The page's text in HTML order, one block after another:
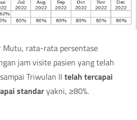
Mutu, rata-rata persentase
jam visite pasien yang telah
Triwulan II telah tercapai
standaryakni, ≥80%.